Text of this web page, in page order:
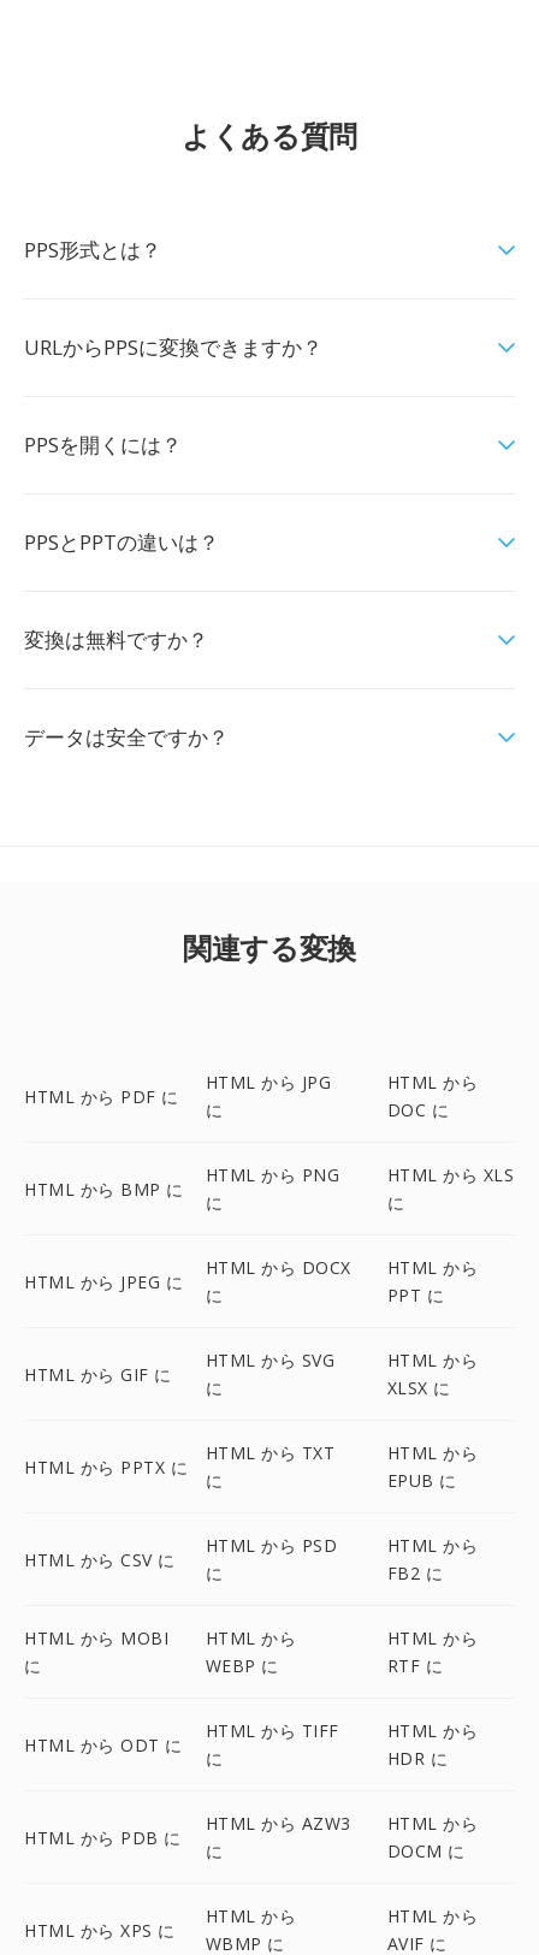
よくある質問
PPS形式とは？
URLからPPSに変換できますか？
PPSを開くには？
PPSとPPTの違いは？
変換は無料ですか？
データは安全ですか？
関連する変換
HTML から PDF に
HTML から JPG
に
HTML から
DOC に
HTML から BMP に
HTML から PNG
に
HTML から XLS
に
HTML から JPEG に
HTML から DOCX
に
HTML から
PPT に
HTML から GIF に
HTML から SVG
に
HTML から
XLSX に
HTML から PPTX に
HTML から TXT
に
HTML から
EPUB に
HTML から CSV に
HTML から PSD
に
HTML から
FB2 に
HTML から MOBI
に
HTML から
WEBP に
HTML から
RTF に
HTML から ODT に
HTML から TIFF
に
HTML から
HDR に
HTML から PDB に
HTML から AZW3
に
HTML から
DOCM に
HTML から XPS に
HTML から
WBMP に
HTML から
AVIF に